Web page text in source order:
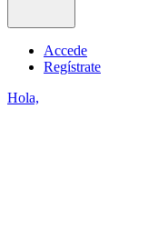
Accede
Regístrate
Hola,